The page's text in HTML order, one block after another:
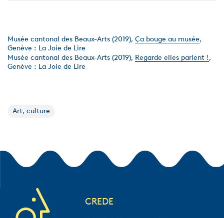
Musée cantonal des Beaux-Arts (2019), Ça bouge au musée,
Genève : La Joie de Lire
Musée cantonal des Beaux-Arts (2019), Regarde elles parlent !,
Genève : La Joie de Lire
Art, culture
CREDE